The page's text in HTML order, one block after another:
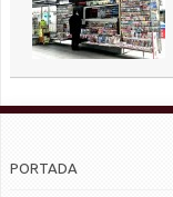
PORTADA